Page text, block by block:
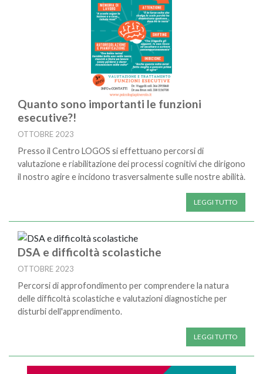
Quanto sono importanti le funzioni
esecutive?!
OTTOBRE 2023
Presso il Centro LOGOS si effettuano percorsi di
valutazione e riabilitazione dei processi cognitivi che dirigono
il nostro agire e incidono trasversalmente sulle nostre abilità.
LEGGI TUTTO
DSA e difficoltà scolastiche
OTTOBRE 2023
Percorsi di approfondimento per comprendere la natura
delle difficoltà scolastiche e valutazioni diagnostiche per
disturbi dell'apprendimento.
LEGGI TUTTO